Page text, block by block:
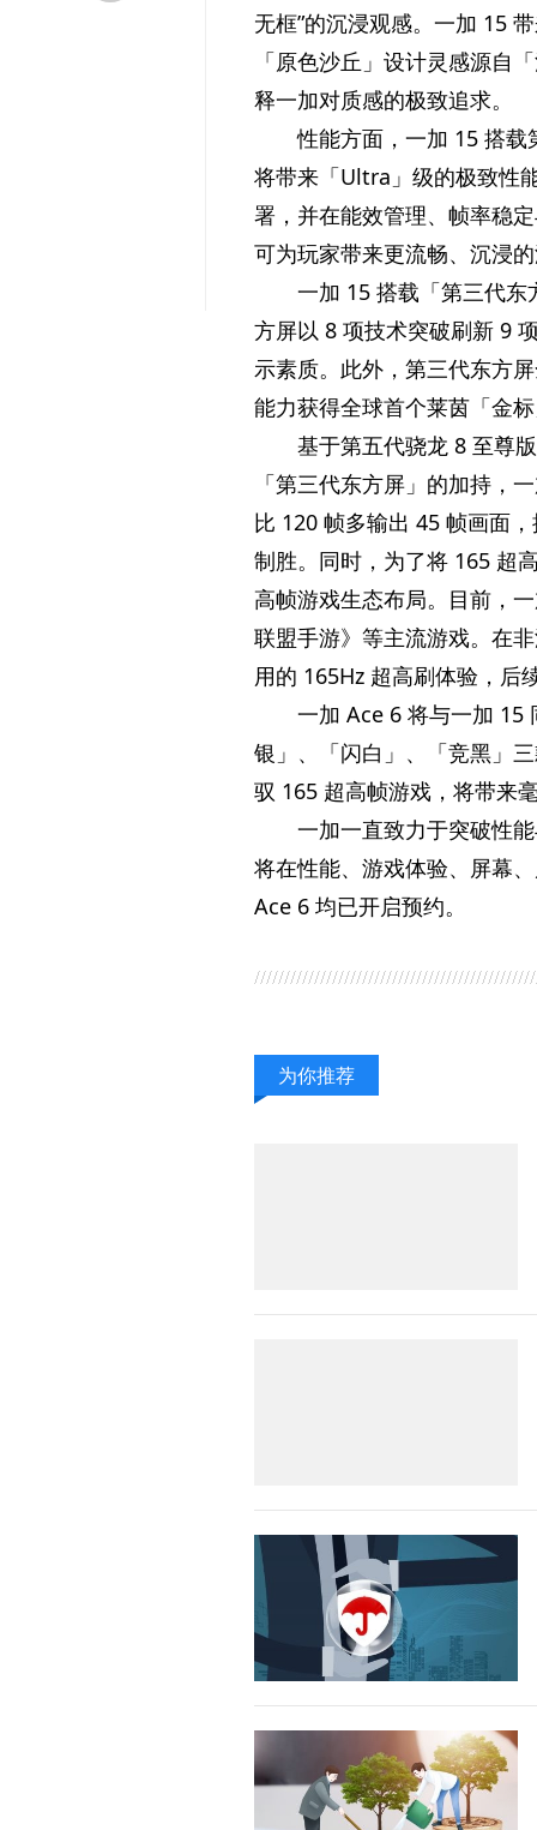
无框”的沉浸观感。一加 15
「原色沙丘」设计灵感源自
释一加对质感的极致追求。
性能方面，一加 15 搭
将带来「Ultra」级的极致性
署，并在能效管理、帧率稳
可为玩家带来更流畅、沉浸
一加 15 搭载「第三代
方屏以 8 项技术突破刷新 9
示素质。此外，第三代东方
能力获得全球首个莱茵「金
基于第五代骁龙 8 至尊
「第三代东方屏」的加持，
比 120 帧多输出 45 帧画面
制胜。同时，为了将 165 超
高帧游戏生态布局。目前，
联盟手游》等主流游戏。在
用的 165Hz 超高刷体验，后
一加 Ace 6 将与一加 15
银」、「闪白」、「竞黑」
驭 165 超高帧游戏，将带来
一加一直致力于突破性
将在性能、游戏体验、屏幕
Ace 6 均已开启预约。
为你推荐